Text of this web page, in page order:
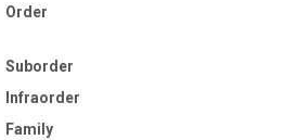
Order
Suborder
Infraorder
Family